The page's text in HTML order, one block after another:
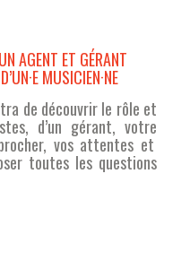
AGENT ET GÉRANT
MUSICIEN·NE
de découvrirle rôle et
, d’un gérant,votre
, vos attentes et
toutes les questions